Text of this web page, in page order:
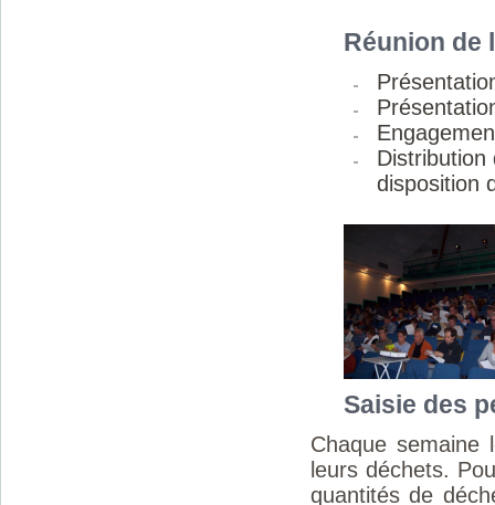
Réunion de
disposition
Saisie des
Chaque semaine
leurs déchets.
quantités de